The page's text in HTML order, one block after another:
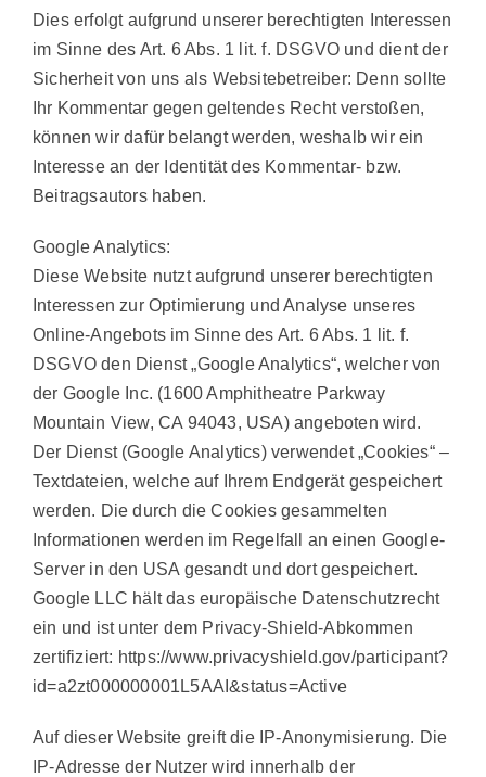
Dies erfolgt aufgrund unserer berechtigten Interessen
im Sinne des Art. 6 Abs. 1 lit. f. DSGVO und dient der
Sicherheit von uns als Websitebetreiber: Denn sollte
Ihr Kommentar gegen geltendes Recht verstoßen,
können wir dafür belangt werden, weshalb wir ein
Interesse an der Identität des Kommentar- bzw.
Beitragsautors haben.
Google Analytics:
Diese Website nutzt aufgrund unserer berechtigten
Interessen zur Optimierung und Analyse unseres
Online-Angebots im Sinne des Art. 6 Abs. 1 lit. f.
DSGVO den Dienst „Google Analytics“, welcher von
der Google Inc. (1600 Amphitheatre Parkway
Mountain View, CA 94043, USA) angeboten wird.
Der Dienst (Google Analytics) verwendet „Cookies“ –
Textdateien, welche auf Ihrem Endgerät gespeichert
werden. Die durch die Cookies gesammelten
Informationen werden im Regelfall an einen Google-
Server in den USA gesandt und dort gespeichert.
Google LLC hält das europäische Datenschutzrecht
ein und ist unter dem Privacy-Shield-Abkommen
zertifiziert: https://www.privacyshield.gov/participant?
id=a2zt000000001L5AAI&status=Active
Auf dieser Website greift die IP-Anonymisierung. Die
IP-Adresse der Nutzer wird innerhalb der